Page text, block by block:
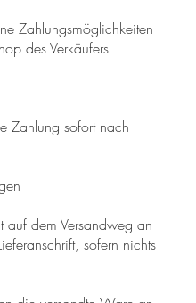
Zahlungsmöglichkeiten
des Verkäufers
Zahlung sofort nach
auf dem Versandweg an
sofern nichts